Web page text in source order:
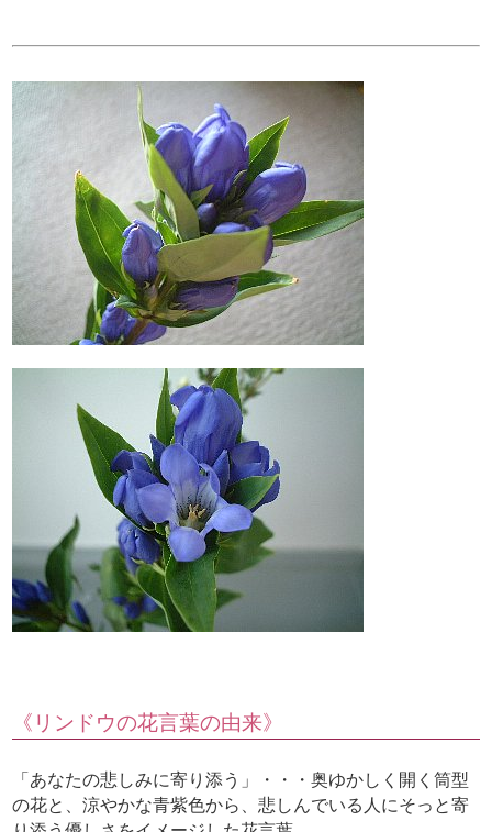
《リンドウの花言葉の由来》
「あなたの悲しみに寄り添う」・・・奥ゆかしく開く筒型
の花と、涼やかな青紫色から、悲しんでいる人にそっと寄